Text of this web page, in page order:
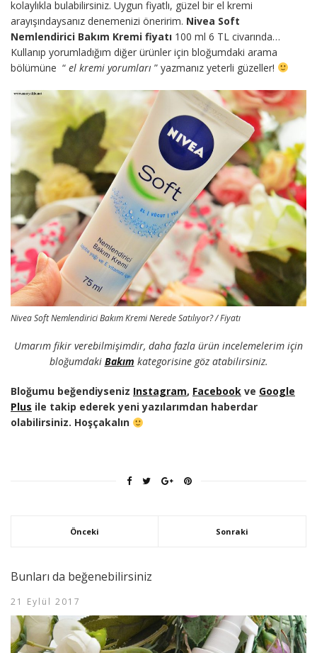
kolaylıkla bulabilirsiniz. Uygun fiyatlı, güzel bir el kremi
arayışındaysanız denemenizi öneririm. Nivea Soft
Nemlendirici Bakım Kremi fiyatı 100 ml 6 TL civarında…
Kullanıp yorumladığım diğer ürünler için bloğumdaki arama
bölümüne “ el kremi yorumları ” yazmanız yeterli güzeller!
Nivea Soft Nemlendirici Bakım Kremi Nerede Satılıyor? / Fiyatı
Umarım fikir verebilmişimdir, daha fazla ürün incelemelerim için
bloğumdaki Bakım kategorisine göz atabilirsiniz.
Bloğumu beğendiyseniz Instagram, Facebook ve Google
Plus ile takip ederek yeni yazılarımdan haberdar
olabilirsiniz. Hoşçakalın
Önceki Sonraki
Bunları da beğenebilirsiniz
21 Eylül 2017